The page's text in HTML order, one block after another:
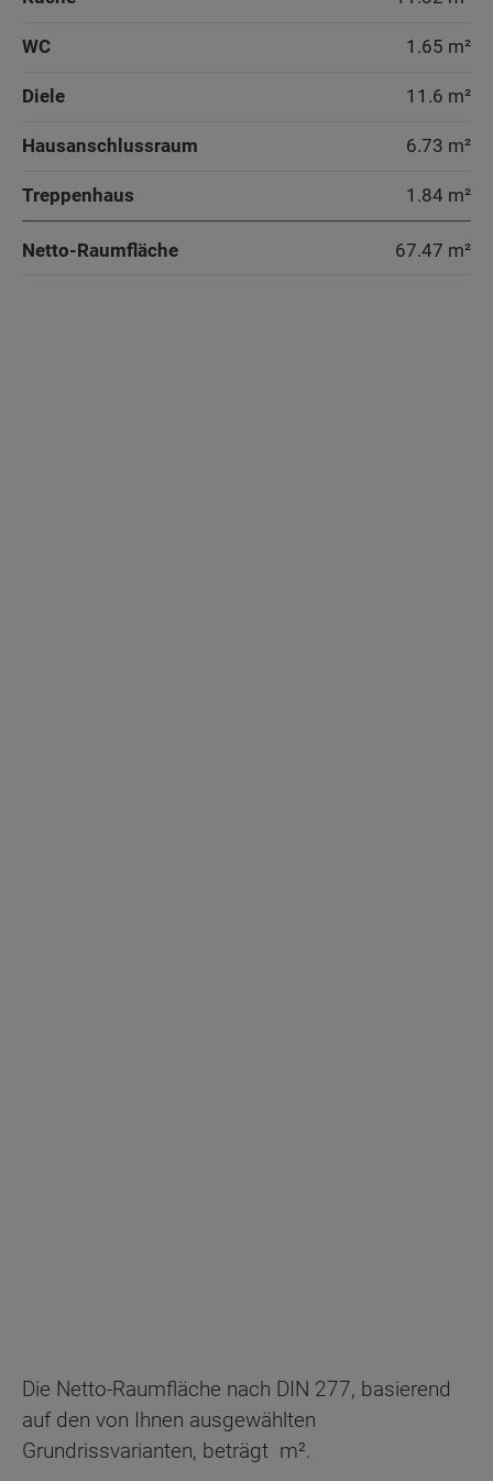
Energiestandard EH 40
Wand und Fassade Klinker - Flair 113
Energiestandard EH 40
WC 1.65 m²
Diele 11.6 m²
Hausanschlussraum 6.73 m²
Treppenhaus 1.84 m²
Netto-Raumfläche 67.47 m²
Die Netto-Raumfläche nach DIN 277, basierend
auf den von Ihnen ausgewählten
Grundrissvarianten, beträgt m².